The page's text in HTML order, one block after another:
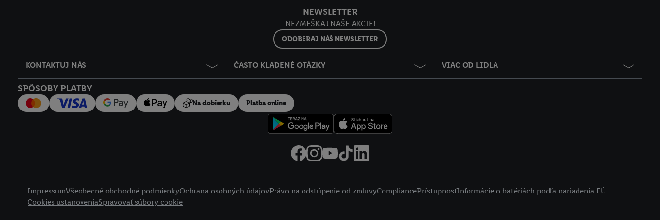
NEWSLETTER
NEZMEŠKAJ NAŠE AKCIE!
ODOBERAJ NÁŠ NEWSLETTER
KONTAKTUJ NÁS ČASTO KLADENÉ OTÁZKY VIAC OD LIDLA
SPÔSOBY PLATBY
Na dobierku Platba online
ImpressumVšeobecné obchodné podmienkyOchrana osobných údajovPrávo na odstúpenie od zmluvyCompliancePrístupnosťInformácie o batériách podľa nariadenia EÚ
Cookies ustanoveniaSpravovať súbory cookie